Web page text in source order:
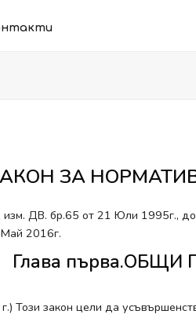
ЗА
ДВ. бр.65 от 21 Юли 1995г.,
2016г.
Глава
Този закон цели да